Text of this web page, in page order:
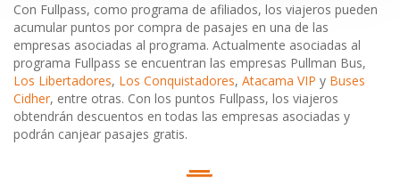
Con Fullpass, como programa de afiliados, los viajeros pueden
acumular puntos por compra de pasajes en una de las
empresas asociadas al programa. Actualmente asociadas al
programa Fullpass se encuentran las empresas Pullman Bus,
Los Libertadores, Los Conquistadores, Atacama VIP y Buses
Cidher, entre otras. Con los puntos Fullpass, los viajeros
obtendrán descuentos en todas las empresas asociadas y
podrán canjear pasajes gratis.